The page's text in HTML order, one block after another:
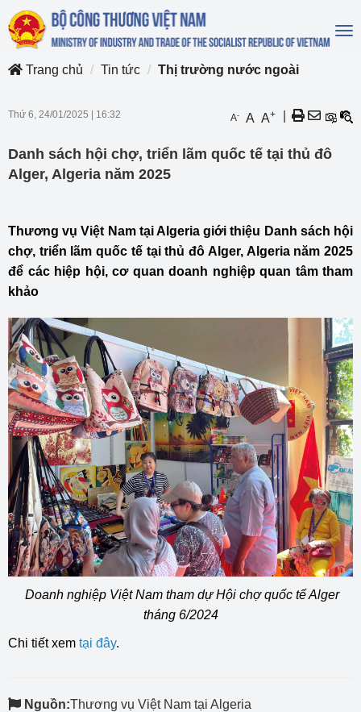
Trang chủ
Tin tức Thị trường nước ngoài
Thứ 6, 24/01/2025 16:32 A- A A+
Danh sách hội chợ, triển lãm quốc tế tại thủ đô
Alger, Algeria năm 2025
Thương vụ Việt Nam tại Algeria giới thiệu Danh sách hội
chợ, triển lãm quốc tế tại thủ đô Alger, Algeria năm 2025
để các hiệp hội, cơ quan doanh nghiệp quan tâm tham
khảo
Doanh nghiệp Việt Nam tham dự Hội chợ quốc tế Alger
tháng 6/2024
Chi tiết xem tại đây.
Nguồn:Thương vụ Việt Nam tại Algeria